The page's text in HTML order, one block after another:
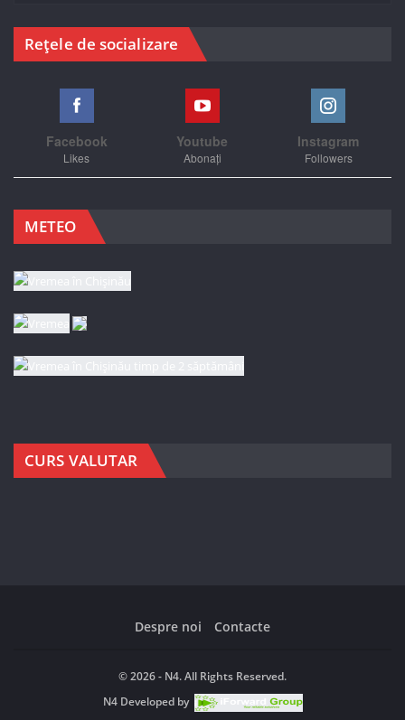
Rețele de socializare
Facebook
Likes
Youtube
Abonați
Instagram
Followers
METEO
CURS VALUTAR
Despre noi Contacte
© 2026 - N4. All Rights Reserved.
N4Developed by